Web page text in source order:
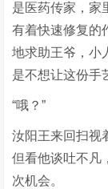
是医药传家，家
有着快速修复的
地求助王爷，小
是不想让这份手
“哦？”
汝阳王来回扫视
但看他谈吐不凡
次机会。